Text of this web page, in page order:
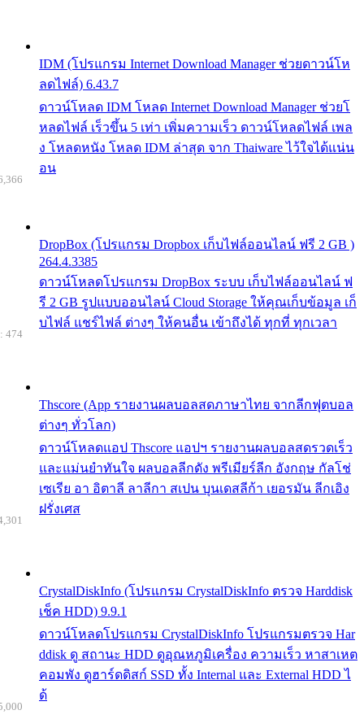
IDM (โปรแกรม Internet Download Manager ช่วยดาวน์โห
ลดไฟล์) 6.43.7
ดาวน์โหลด IDM โหลด Internet Download Manager ช่วยโ
หลดไฟล์ เร็วขึ้น 5 เท่า เพิ่มความเร็ว ดาวน์โหลดไฟล์ เพล
ง โหลดหนัง โหลด IDM ล่าสุด จาก Thaiware ไว้ใจได้แน่น
อน
DropBox (โปรแกรม Dropbox เก็บไฟล์ออนไลน์ ฟรี 2 GB )
264.4.3385
ดาวน์โหลดโปรแกรม DropBox ระบบ เก็บไฟล์ออนไลน์ ฟ
รี 2 GB รูปแบบออนไลน์ Cloud Storage ให้คุณเก็บข้อมูล เก็
บไฟล์ แชร์ไฟล์ ต่างๆ ให้คนอื่น เข้าถึงได้ ทุกที่ ทุกเวลา
Thscore (App รายงานผลบอลสดภาษาไทย จากลีกฟุตบอล
ต่างๆ ทั่วโลก)
ดาวน์โหลดแอป Thscore แอปฯ รายงานผลบอลสดรวดเร็ว
และแม่นยำทันใจ ผลบอลลีกดัง พรีเมียร์ลีก อังกฤษ กัลโช่
เซเรีย อา อิตาลี ลาลีกา สเปน บุนเดสลีก้า เยอรมัน ลีกเอิง
ฝรั่งเศส
474
CrystalDiskInfo (โปรแกรม CrystalDiskInfo ตรวจ Harddisk
เช็ค HDD) 9.9.1
ดาวน์โหลดโปรแกรม CrystalDiskInfo โปรแกรมตรวจ Har
ddisk ดู สถานะ HDD ดูอุณหภูมิเครื่อง ความเร็ว หาสาเหต
คอมพัง ดูฮาร์ดดิสก์ SSD ทั้ง Internal และ External HDD ไ
ด้